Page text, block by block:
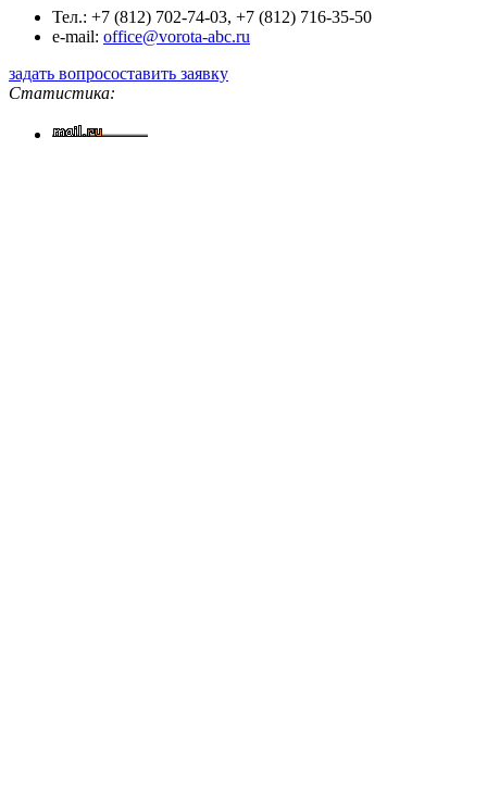
Тел.: +7 (812) 702-74-03, +7 (812) 716-35-50
e-mail: office@vorota-abc.ru
задать вопросоставить заявку
Статистика: